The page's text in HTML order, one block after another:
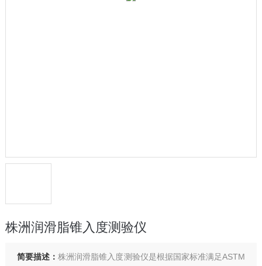
株洲润滑脂锥入度测验仪
简要描述：株洲润滑脂锥入度测验仪是根据国家标准满足ASTM